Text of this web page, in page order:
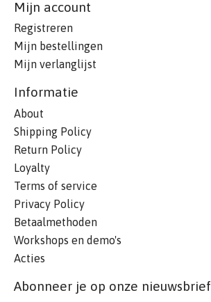
Mijn account
Registreren
Mijn bestellingen
Mijn verlanglijst
Informatie
About
Shipping Policy
Return Policy
Loyalty
Terms of service
Privacy Policy
Betaalmethoden
Workshops en demo's
Acties
Abonneer je op onze nieuwsbrief